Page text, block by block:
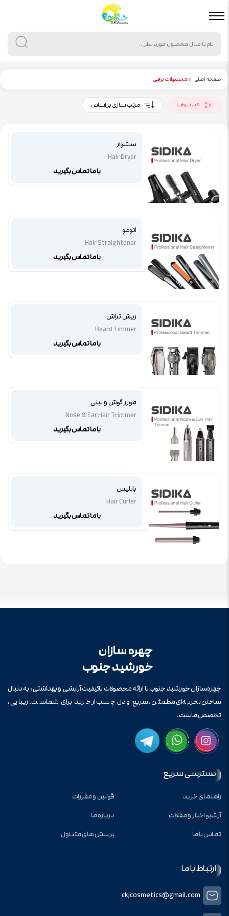
صفحه اصلی محصولات برقی
مرتب سازی بر اساس
سشوار
Hair Dryer
با ما تماس بگیرید
اتومو
Hair Straightener
با ما تماس بگیرید
ریش تراش
Beard Timmer
با ما تماس بگیرید
موزر گوش و بینی
Nose & Ear Hair Trimmer
با ما تماس بگیرید
بابلیس
Hair Curler
با ما تماس بگیرید
چهره سازان
خورشید جنوب
چهره‌سازان خورشید جنوب با ارائه محصولات باکیفیت آرایشی و بهداشتی، به دنبال
ساختن تجربه‌ای مطمئن، سریع و دل‌چسب از خرید برای شماست. زیبایی،
تخصص ماست.
دسترسی سریع
راهنمای خرید
قوانین و مقررات
آرشیو اخبار و مقالات
درباره ما
تماس با ما
پرسش های متداول
ارتباط با ما
ckjcosmetics@gmail.com